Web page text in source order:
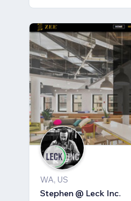
WA, US
Stephen @ Leck Inc.